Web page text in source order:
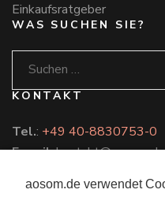
aosom.de verwendet
Einkaufsratgeber
WAS SUCHEN SIE?
Suchen
nach:
KONTAKT
Tel.: +49 40-8830753-0
E-mail: kontakt@aosom.de